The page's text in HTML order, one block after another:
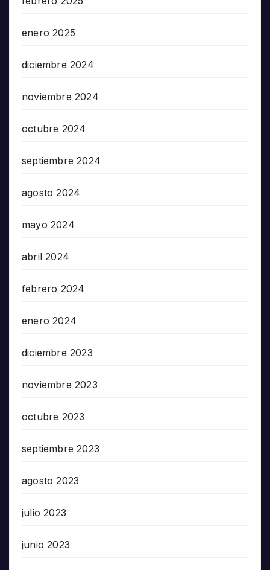
enero 2025
diciembre 2024
noviembre 2024
octubre 2024
septiembre 2024
agosto 2024
mayo 2024
abril 2024
febrero 2024
enero 2024
diciembre 2023
noviembre 2023
octubre 2023
septiembre 2023
agosto 2023
julio 2023
junio 2023